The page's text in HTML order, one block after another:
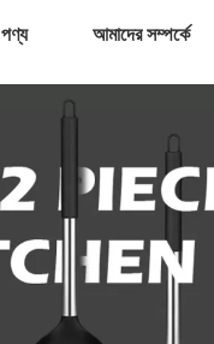
পণ্য আমাদের সম্পর্কে